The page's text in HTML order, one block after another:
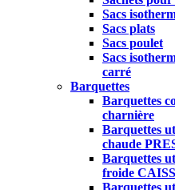
Sacs
Sacs plats
Sacs poulet
Sacs
carré
Barquettes
Barquettes
charnière
Barquettes
chaude
Barquettes
froide
Barquettes